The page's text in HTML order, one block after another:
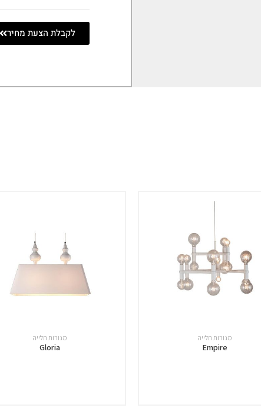
לקבלת הצעת מחיר
מנורות תלייה
Empire
מנורות תלייה
Gloria